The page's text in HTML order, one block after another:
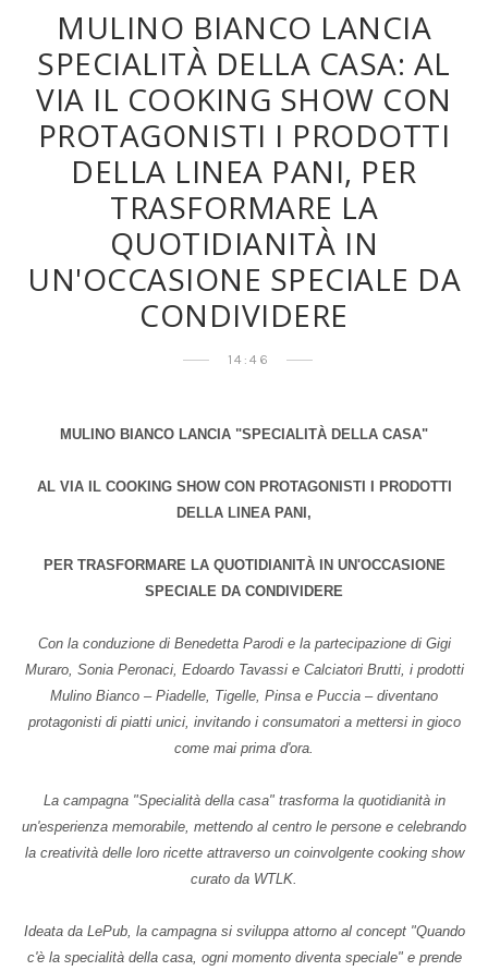
MULINO BIANCO LANCIA
SPECIALITÀ DELLA CASA: AL
VIA IL COOKING SHOW CON
PROTAGONISTI I PRODOTTI
DELLA LINEA PANI, PER
TRASFORMARE LA
QUOTIDIANITÀ IN
UN'OCCASIONE SPECIALE DA
CONDIVIDERE
14:46
MULINO BIANCO LANCIA "SPECIALITÀ DELLA CASA"
AL VIA IL COOKING SHOW CON PROTAGONISTI I PRODOTTI
DELLA LINEA PANI,
PER TRASFORMARE LA QUOTIDIANITÀ IN UN'OCCASIONE
SPECIALE DA CONDIVIDERE
Con la conduzione di Benedetta Parodi e la partecipazione di Gigi
Muraro, Sonia Peronaci, Edoardo Tavassi e Calciatori Brutti, i prodotti
Mulino Bianco – Piadelle, Tigelle, Pinsa e Puccia – diventano
protagonisti di piatti unici, invitando i consumatori a mettersi in gioco
come mai prima d'ora.
La campagna "Specialità della casa" trasforma la quotidianità in
un'esperienza memorabile, mettendo al centro le persone e celebrando
la creatività delle loro ricette attraverso un coinvolgente cooking show
curato da WTLK.
Ideata da LePub, la campagna si sviluppa attorno al concept "Quando
c'è la specialità della casa, ogni momento diventa speciale" e prende